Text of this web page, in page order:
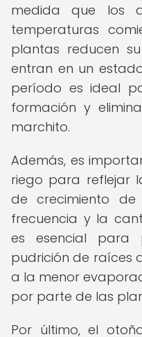
medida que los
temperaturas
plantas reducen
entran en un
período es ideal
formación y
marchito.
Además, es
riego para reflejar
de crecimiento
frecuencia y la
es esencial para
pudrición de raíces
a la menor
por parte de las
Por último, el